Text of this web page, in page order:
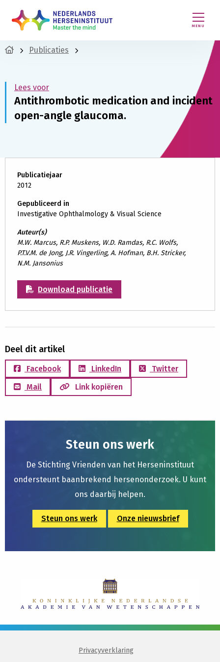
MENU
Publicaties
Lees voor
Antithrombotic medication and incident
open-angle glaucoma.
Publicatiejaar
2012
Gepubliceerd in
Investigative Ophthalmology & Visual Science
Auteur(s)
M.W. Marcus, R.P. Muskens, W.D. Ramdas, R.C. Wolfs,
P.T.V.M. de Jong, J.R. Vingerling, A. Hofman, B.H. Stricker,
N.M. Jansonius
Download publicatie
Deel dit artikel
Facebook LinkedIn
Twitter
Mail
Link kopiëren
Steun ons werk
De Stichting Vrienden van het Herseninstituut
ondersteunt baanbrekend hersenonderzoek. U kunt
ons daarbij helpen.
Steun ons werk Onze nieuwsbrief
Privacyverklaring